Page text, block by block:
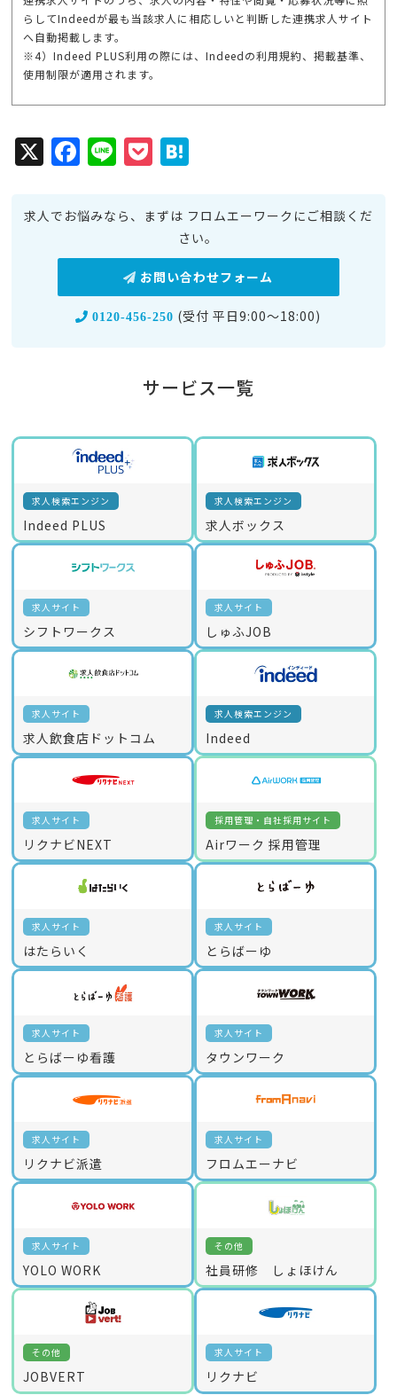
らしてIndeedが最も当該求人に相応しいと判断した連携求人サイト
へ自動掲載します。
※4）Indeed PLUS利用の際には、Indeedの利用規約、掲載基準、
使用制限が適用されます。
X F
c
b
o
o
Li
e
P
c
et
e
n
a
求人でお悩みなら、まずは フロムエーワークにご相談くだ
さい。
お問い合わせフォーム
0120-456-250 (受付 平日9:00～18:00)
サービス一覧
求人検索エンジン
Indeed PLUS
求人検索エンジン
求人ボックス
求人サイト
シフトワークス
求人サイト
しゅふJOB
求人サイト
求人飲食店ドットコム
求人検索エンジン
Indeed
求人サイト
リクナビNEXT
採用管理・自社採用サイト
Airワーク 採用管理
求人サイト
はたらいく
求人サイト
とらばーゆ
求人サイト
とらばーゆ看護
求人サイト
タウンワーク
求人サイト
リクナビ派遣
求人サイト
フロムエーナビ
求人サイト
YOLO WORK
その他
社員研修 しょほけん
その他
JOBVERT
求人サイト
リクナビ